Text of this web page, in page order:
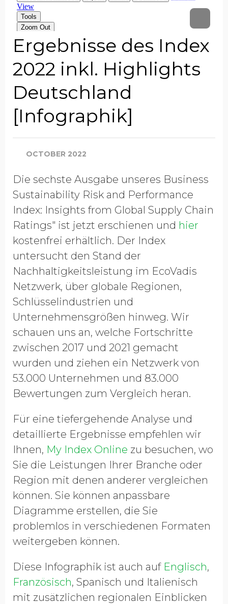
Ergebnisse des Index
2022 inkl. Highlights
Deutschland
[Infographik]
OCTOBER 2022
Die sechste Ausgabe unseres Business
Sustainability Risk and Performance
Index: Insights from Global Supply Chain
Ratings" ist jetzt erschienen und hier
kostenfrei erhältlich. Der Index
untersucht den Stand der
Nachhaltigkeitsleistung im EcoVadis
Netzwerk, über globale Regionen,
Schlüsselindustrien und
Unternehmensgrößen hinweg. Wir
schauen uns an, welche Fortschritte
zwischen 2017 und 2021 gemacht
wurden und ziehen ein Netzwerk von
53.000 Unternehmen und 83.000
Bewertungen zum Vergleich heran.
Für eine tiefergehende Analyse und
detaillierte Ergebnisse empfehlen wir
Ihnen, My Index Online zu besuchen, wo
Sie die Leistungen Ihrer Branche oder
Region mit denen anderer vergleichen
können. Sie können anpassbare
Diagramme erstellen, die Sie
problemlos in verschiedenen Formaten
weitergeben können.
Diese Infographik ist auch auf Englisch,
Französisch, Spanisch und Italienisch
mit zusätzlichen regionalen Einblicken